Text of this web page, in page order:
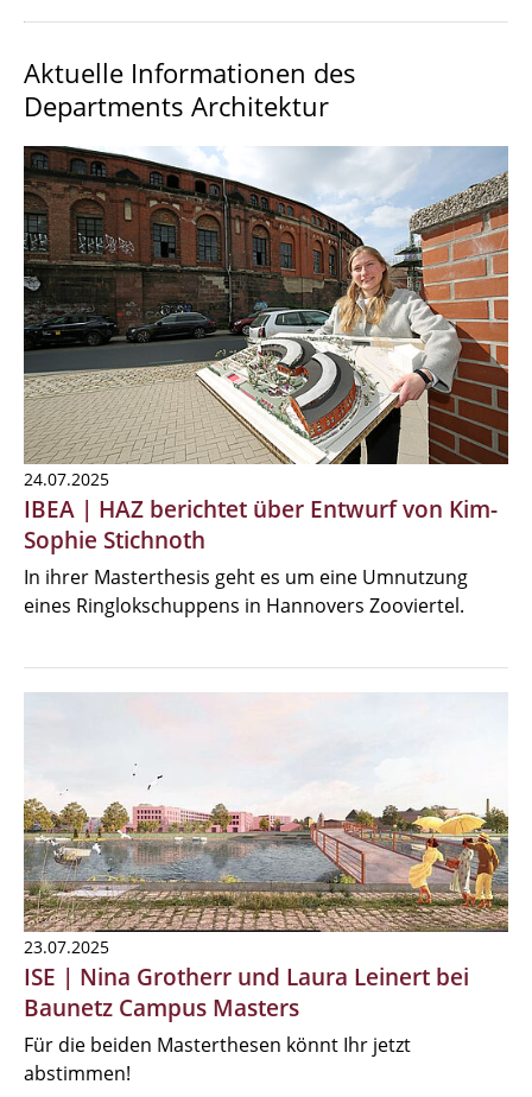
Aktuelle Informationen des
Departments Architektur
24.07.2025
IBEA | HAZ berichtet über Entwurf von Kim-
Sophie Stichnoth
In ihrer Masterthesis geht es um eine Umnutzung
eines Ringlokschuppens in Hannovers Zooviertel.
23.07.2025
ISE | Nina Grotherr und Laura Leinert bei
Baunetz Campus Masters
Für die beiden Masterthesen könnt Ihr jetzt
abstimmen!